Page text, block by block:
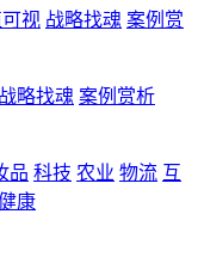
视 战略找魂 案例赏
战略找魂 案例赏析
品 科技 农业 物流 互
康